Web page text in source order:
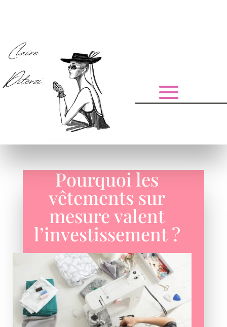
Pourquoi les
vêtements sur
mesure valent
l’investissement ?